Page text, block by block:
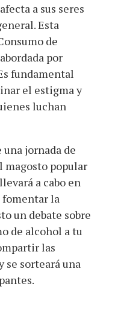
a sus seres
Esta
de
por
fundamental
el estigma y
luchan
jornada de
popular
a cabo en
fomentar la
un debate sobre
de alcohol a tu
las
se sorteará una